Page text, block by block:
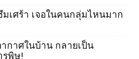
เศร้า เจอในคนกลุ่มไหนมาก
กาศในบ้าน กลายเป็น
รพิษ!